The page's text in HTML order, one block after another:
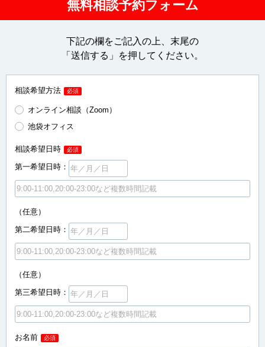
無料相談予約フォーム
下記の欄をご記入の上、末尾の
「送信する」を押してください。
相談希望方法 必須
オンライン相談（Zoom）
池袋オフィス
相談希望日時 必須
第一希望日時：
（任意）
第二希望日時：
（任意）
第三希望日時：
お名前 必須